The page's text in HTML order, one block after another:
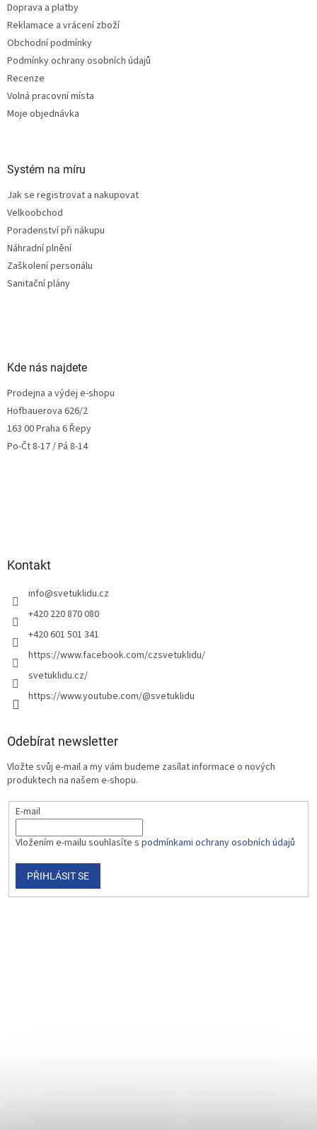
Doprava a platby
Reklamace a vrácení zboží
Obchodní podmínky
Podmínky ochrany osobních údajů
Recenze
Volná pracovní místa
Moje objednávka
Systém na míru
Jak se registrovat a nakupovat
Velkoobchod
Poradenství při nákupu
Náhradní plnění
Zaškolení personálu
Sanitační plány
Kde nás najdete
Prodejna a výdej e-shopu
Hofbauerova 626/2
163 00 Praha 6 Řepy
Po-Čt 8-17 / Pá 8-14
Kontakt
info@svetuklidu.cz
+420 220 870 080
+420 601 501 341
https://www.facebook.com/czsvetuklidu/
svetuklidu.cz/
https://www.youtube.com/@svetuklidu
Odebírat newsletter
Vložte svůj e-mail a my vám budeme zasílat informace o nových
produktech na našem e-shopu.
E-mail
Vložením e-mailu souhlasíte s podmínkami ochrany osobních údajů
PŘIHLÁSIT SE